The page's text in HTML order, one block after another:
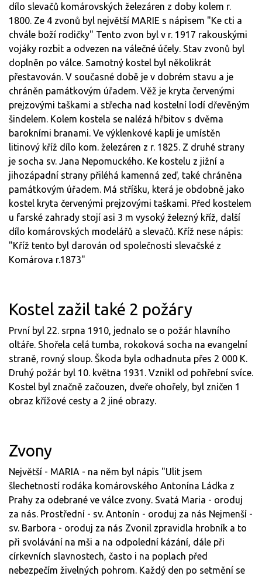
dílo slevačů komárovských železáren z doby kolem r.
1800. Ze 4 zvonů byl největší MARIE s nápisem "Ke cti a
chvále boží rodičky" Tento zvon byl v r. 1917 rakouskými
vojáky rozbit a odvezen na válečné účely. Stav zvonů byl
doplněn po válce. Samotný kostel byl několikrát
přestavován. V současné době je v dobrém stavu a je
chráněn památkovým úřadem. Věž je kryta červenými
prejzovými taškami a střecha nad kostelní lodí dřevěným
šindelem. Kolem kostela se nalézá hřbitov s dvěma
barokními branami. Ve výklenkové kapli je umístěn
litinový kříž dílo kom. železáren z r. 1825. Z druhé strany
je socha sv. Jana Nepomuckého. Ke kostelu z jižní a
jihozápadní strany přiléhá kamenná zeď, také chráněna
památkovým úřadem. Má stříšku, která je obdobně jako
kostel kryta červenými prejzovými taškami. Před kostelem
u farské zahrady stojí asi 3 m vysoký železný kříž, další
dílo komárovských modelářů a slevačů. Kříž nese nápis:
"Kříž tento byl darován od společnosti slevačské z
Komárova r.1873"
Kostel zažil také 2 požáry
První byl 22. srpna 1910, jednalo se o požár hlavního
oltáře. Shořela celá tumba, rokoková socha na evangelní
straně, rovný sloup. Škoda byla odhadnuta přes 2 000 K.
Druhý požár byl 10. května 1931. Vznikl od pohřební svíce.
Kostel byl značně začouzen, dveře ohořely, byl zničen 1
obraz křížové cesty a 2 jiné obrazy.
Zvony
Největší - MARIA - na něm byl nápis "Ulit jsem
šlechetností rodáka komárovského Antonína Ládka z
Prahy za odebrané ve válce zvony. Svatá Maria - oroduj
za nás. Prostřední - sv. Antonín - oroduj za nás Nejmenší -
sv. Barbora - oroduj za nás Zvonil zpravidla hrobník a to
při svolávání na mši a na odpolední kázání, dále při
církevních slavnostech, často i na poplach před
nebezpečím živelných pohrom. Každý den po setmění se